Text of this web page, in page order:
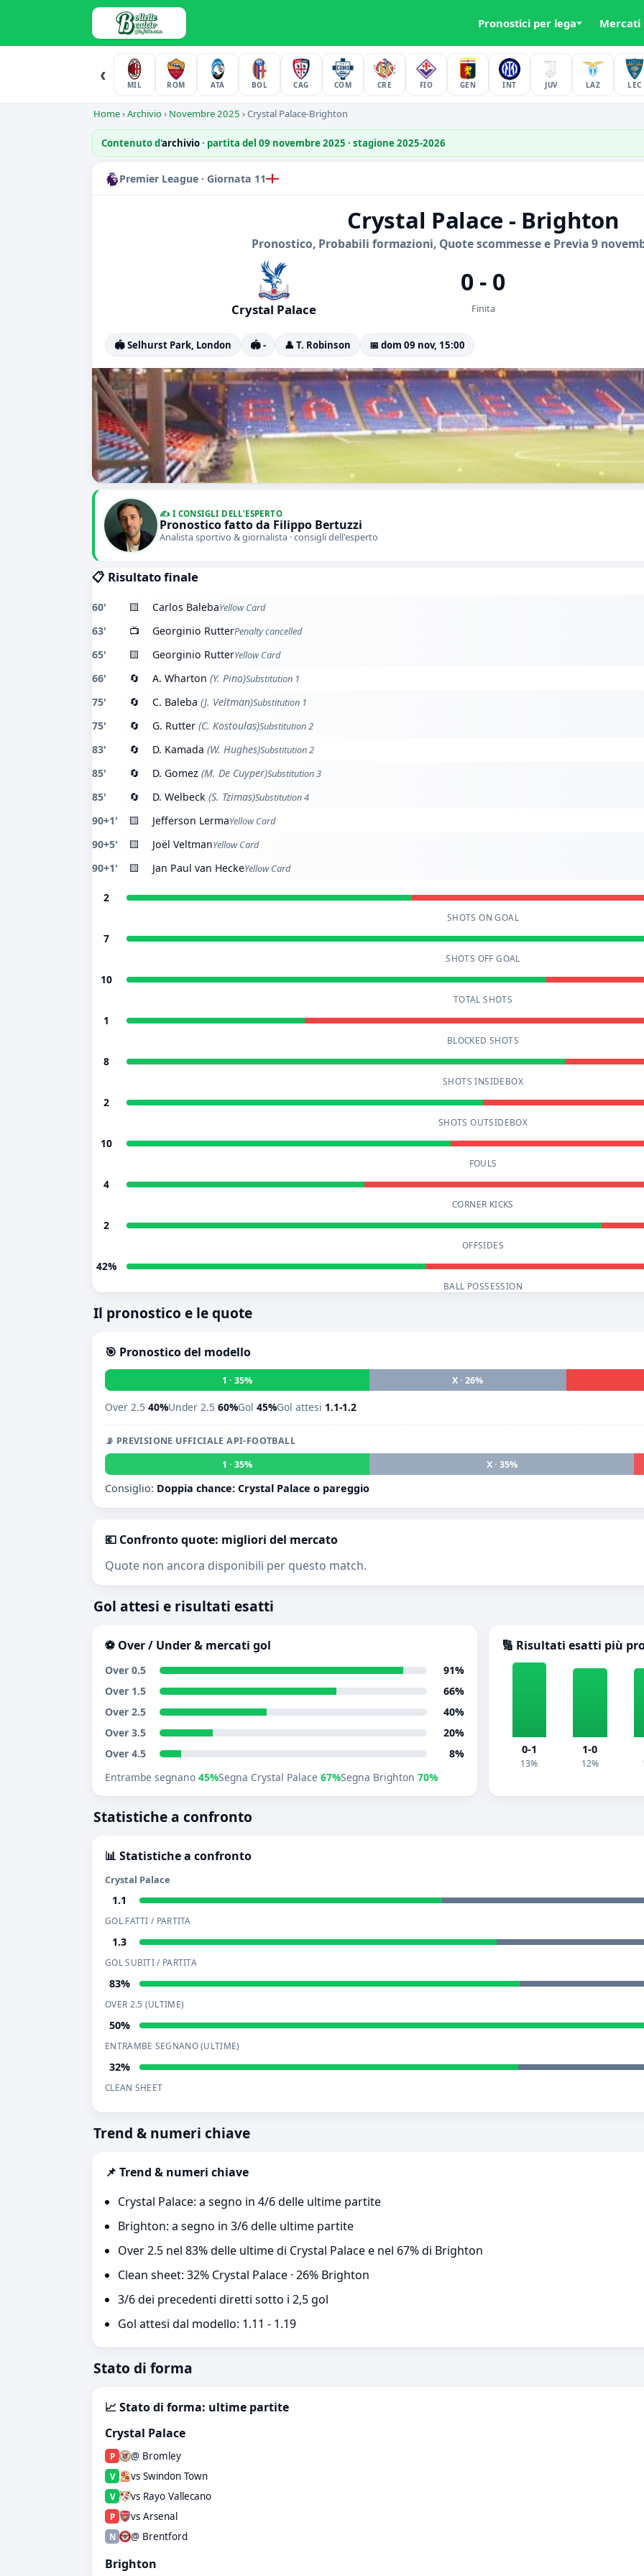
Pronostici per lega Mercati
‹
MIL ROM ATA BOL CAG COM CRE FIO GEN INT JUV LAZ LEC
Home›Archivio› Novembre 2025 ›Crystal Palace-Brighton
Contenuto d'archivio· partita del 09 novembre 2025 · stagione 2025-2026
Premier League · Giornata 11
Crystal Palace - Brighton
Pronostico, Probabili formazioni, Quote scommesse e Previa 9
Crystal Palace
0 - 0
Finita
🏟️ Selhurst Park, London 🏟️ - 👤 T. Robinson 📅 dom 09 nov, 15:00
✍️ I CONSIGLI DELL'ESPERTO
Pronostico fatto da Filippo Bertuzzi
Analista sportivo & giornalista · consigli dell'esperto
📋 Risultato finale
60' 🟨 Carlos BalebaYellow Card
63' 📺 Georginio RutterPenalty cancelled
65' 🟨 Georginio RutterYellow Card
66' 🔄 A. Wharton (Y. Pino)Substitution 1
75' 🔄 C. Baleba (J. Veltman)Substitution 1
75' 🔄 G. Rutter (C. Kostoulas)Substitution 2
83' 🔄 D. Kamada (W. Hughes)Substitution 2
85' 🔄 D. Gomez (M. De Cuyper)Substitution 3
85' 🔄 D. Welbeck (S. Tzimas)Substitution 4
90+1' 🟨 Jefferson LermaYellow Card
90+5' 🟨 Joël VeltmanYellow Card
90+1' 🟨 Jan Paul van HeckeYellow Card
2
SHOTS ON GOAL
7
SHOTS OFF GOAL
10
TOTAL SHOTS
1
BLOCKED SHOTS
8
SHOTS INSIDEBOX
2
SHOTS OUTSIDEBOX
10
FOULS
4
CORNER KICKS
2
OFFSIDES
42%
BALL POSSESSION
Il pronostico e le quote
🎯 Pronostico del modello
1 · 35% X · 26%
Over 2.5 40%Under 2.5 60%Gol 45%Gol attesi 1.1-1.2
📡 PREVISIONE UFFICIALE API-FOOTBALL
1 · 35%
X · 35%
Consiglio: Doppia chance: Crystal Palace o pareggio
💶 Confronto quote: migliori del mercato
Quote non ancora disponibili per questo match.
Gol attesi e risultati esatti
⚽ Over / Under & mercati gol
Over 0.5
91%
Over 1.5
66%
Over 2.5
40%
Over 3.5
20%
Over 4.5
8%
Entrambe segnano 45%Segna Crystal Palace 67%Segna Brighton 70%
🔢 Risultati esatti più
0-1
13%
1-0
12%
Statistiche a confronto
📊 Statistiche a confronto
Crystal Palace
1.1
GOL FATTI / PARTITA
1.3
GOL SUBITI / PARTITA
83%
OVER 2.5 (ULTIME)
50%
ENTRAMBE SEGNANO (ULTIME)
32%
CLEAN SHEET
Trend & numeri chiave
📌 Trend & numeri chiave
Crystal Palace: a segno in 4/6 delle ultime partite
Brighton: a segno in 3/6 delle ultime partite
Over 2.5 nel 83% delle ultime di Crystal Palace e nel 67% di Brighton
Clean sheet: 32% Crystal Palace · 26% Brighton
3/6 dei precedenti diretti sotto i 2,5 gol
Gol attesi dal modello: 1.11 - 1.19
Stato di forma
📈 Stato di forma: ultime partite
Crystal Palace
P @ Bromley
V vs Swindon Town
V vs Rayo Vallecano
P vs Arsenal
N @ Brentford
Brighton